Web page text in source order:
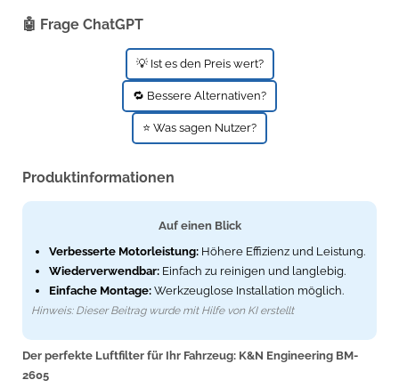
🤖 Frage ChatGPT
💡 Ist es den Preis wert?
🔁 Bessere Alternativen?
⭐ Was sagen Nutzer?
Produktinformationen
Auf einen Blick
Verbesserte Motorleistung: Höhere Effizienz und Leistung.
Wiederverwendbar: Einfach zu reinigen und langlebig.
Einfache Montage: Werkzeuglose Installation möglich.
Hinweis: Dieser Beitrag wurde mit Hilfe von KI erstellt
Der perfekte Luftfilter für Ihr Fahrzeug: K&N Engineering BM-
2605